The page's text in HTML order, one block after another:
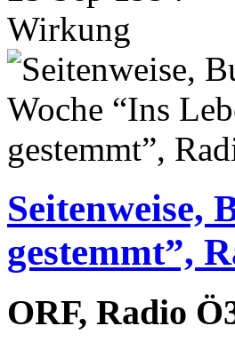
Wirkung
Seitenweise,
gestemmt”,
ORF, Radio